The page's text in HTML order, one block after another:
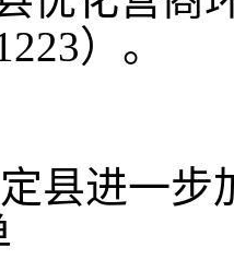
）。
县进一